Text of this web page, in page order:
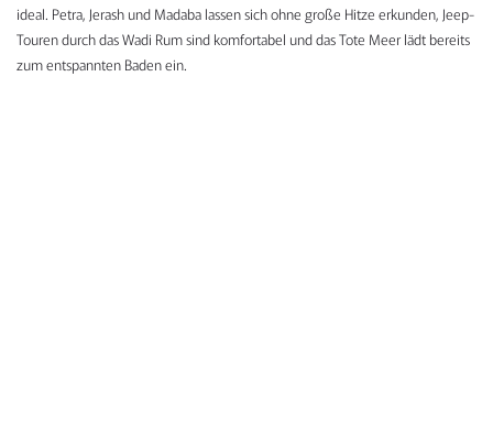
ideal. Petra, Jerash und Madaba lassen sich ohne große Hitze erkunden, Jeep-
Touren durch das Wadi Rum sind komfortabel und das Tote Meer lädt bereits
zum entspannten Baden ein.